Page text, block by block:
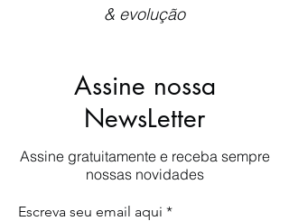
& evolução
Assine nossa
NewsLetter
Assine gratuitamente e receba sempre
nossas novidades
Escreva seu email aqui